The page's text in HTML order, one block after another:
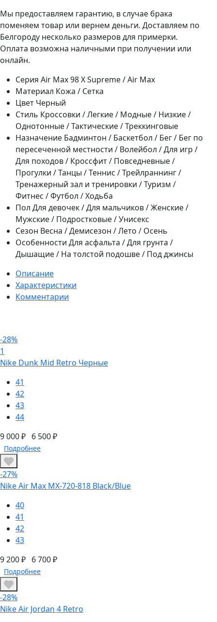
Мы предоставляем гарантию, в случае брака
поменяем товар или вернем деньги. Доставляем по
Белгороду несколько размеров для примерки.
Оплата возможна наличными при получении или
онлайн.
Серия Air Max 98 Х Supreme / Air Max
Материал Кожа / Сетка
Цвет Черный
Стиль Кроссовки / Легкие / Модные / Низкие /
Однотонные / Тактические / Треккинговые
Назначение Бадминтон / Баскетбол / Бег / Бег по
пересеченной местности / Волейбол / Для игр /
Для походов / Кроссфит / Повседневные /
Прогулки / Танцы / Теннис / Трейлраннинг /
Тренажерный зал и тренировки / Туризм /
Фитнес / Футбол / Ходьба
Пол Для девочек / Для мальчиков / Женские /
Мужские / Подростковые / Унисекс
Сезон Весна / Демисезон / Лето / Осень
Особенности Для асфальта / Для грунта /
Дышащие / На толстой подошве / Под джинсы
Описание
Характеристики
Комментарии
-28%
1
Nike Dunk Mid Retro Черные
41
42
43
44
9 000 ₽ 6 500 ₽
Подробнее
-27%
Nike Air Max MX-720-818 Black/Blue
40
41
42
43
9 200 ₽ 6 700 ₽
Подробнее
-28%
Nike Air Jordan 4 Retro